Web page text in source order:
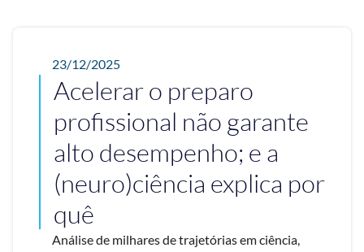
23/12/2025
Acelerar o preparo
profissional não garante
alto desempenho; e a
(neuro)ciência explica por
quê
Análise de milhares de trajetórias em ciência,